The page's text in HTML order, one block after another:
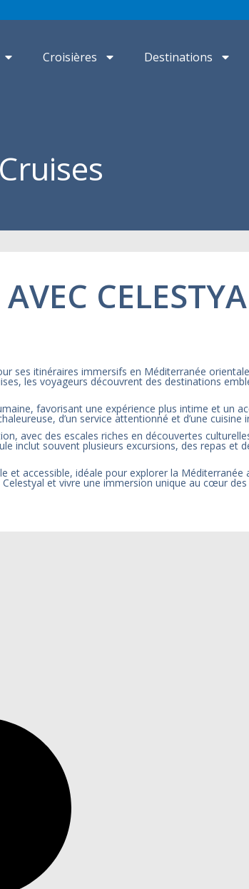
Croisières Destinations
ses itinéraires immersifs en Méditerranée
les voyageurs découvrent des destinations
favorisant une expérience plus intime et un
d’un service attentionné et d’une
avec des escales riches en découvertes
inclut souvent plusieurs excursions, des repas et
et accessible, idéale pour explorer la
et vivre une immersion unique au cœur